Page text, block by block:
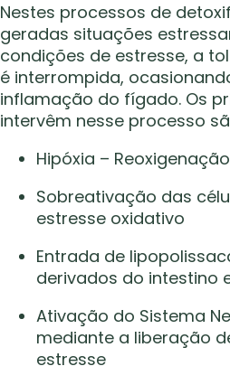
Nestes processos de
geradas situações
condições de estresse, a
é interrompida,
inflamação do fígado. Os
intervêm nesse processo
Hipóxia – Reoxigenação
Sobreativação das
estresse oxidativo
Entrada de
derivados do intestino
Ativação do Sistema
mediante a liberação
estresse